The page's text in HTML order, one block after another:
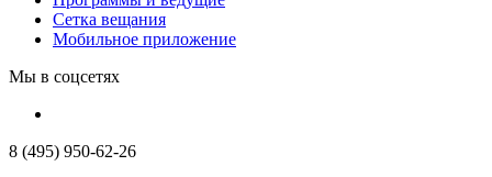
Сетка вещания
Мобильное приложение
Мы в соцсетях
8 (495) 950-62-26